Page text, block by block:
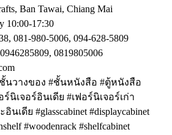
Ban Tawai, Chiang Mai
10:00-17:30
081-980-5006, 094-628-5809
0819805006
นวางของ #ชั้นหนังสือ #ตู้หนังสือ
นิเจอร์อินเดีย #เฟอร์นิเจอร์เก่า
เดีย #glasscabinet #displaycabinet
#woodenrack #shelfcabinet